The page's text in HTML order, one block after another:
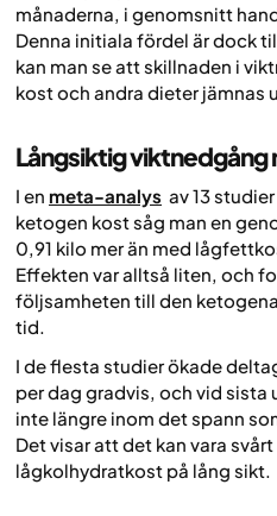
månaderna, i genomsnitt
Denna initiala fördel är dock
kan man se att skillnaden i
kost och andra dieter jämnas
Långsiktig
I en meta-analys av 13
ketogen kost såg man en
0,91 kilo mer än med
Effekten var alltså liten, och
följsamheten till den
tid.
I de flesta studier ökade
per dag gradvis, och vid
inte längre inom det spann
Det visar att det kan vara
lågkolhydratkost på lång sikt.